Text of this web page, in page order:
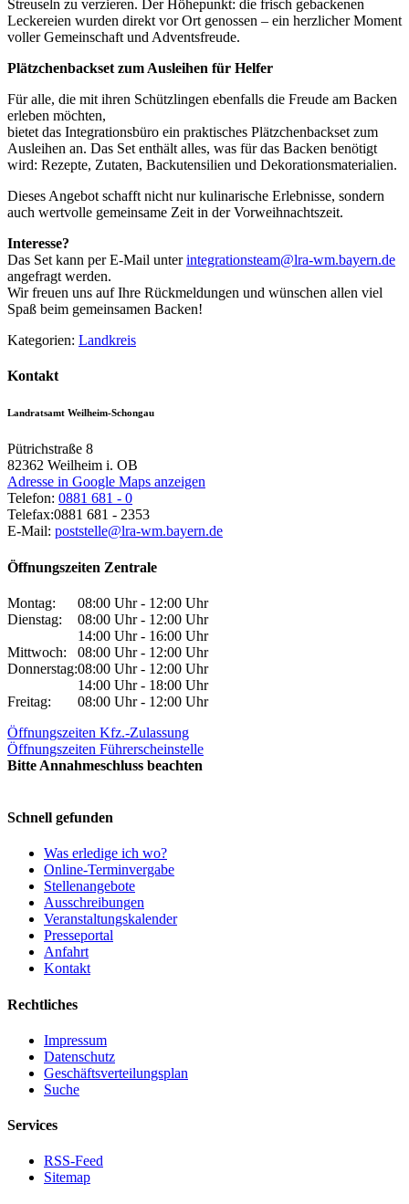
Streuseln zu verzieren. Der Höhepunkt: die frisch gebackenen
Leckereien wurden direkt vor Ort genossen – ein herzlicher Moment
voller Gemeinschaft und Adventsfreude.
Plätzchenbackset zum Ausleihen für Helfer
Für alle, die mit ihren Schützlingen ebenfalls die Freude am Backen
erleben möchten,
bietet das Integrationsbüro ein praktisches Plätzchenbackset zum
Ausleihen an. Das Set enthält alles, was für das Backen benötigt
wird: Rezepte, Zutaten, Backutensilien und Dekorationsmaterialien.
Dieses Angebot schafft nicht nur kulinarische Erlebnisse, sondern
auch wertvolle gemeinsame Zeit in der Vorweihnachtszeit.
Interesse?
Das Set kann per E-Mail unterintegrationsteam@lra-wm.bayern.de
angefragt werden.
Wir freuen uns auf Ihre Rückmeldungen und wünschen allen viel
Spaß beim gemeinsamen Backen!
Kategorien: Landkreis
Kontakt
Landratsamt Weilheim-Schongau
Pütrichstraße 8
82362 Weilheim i. OB
Adresse in Google Maps anzeigen
Telefon: 0881 681 - 0
Telefax:0881 681 - 2353
E-Mail: poststelle@lra-wm.bayern.de
Öffnungszeiten Zentrale
Montag:
08:00 Uhr - 12:00 Uhr
Dienstag:
08:00 Uhr - 12:00 Uhr
14:00 Uhr - 16:00 Uhr
Mittwoch:
08:00 Uhr - 12:00 Uhr
Donnerstag:08:00 Uhr - 12:00 Uhr
14:00 Uhr - 18:00 Uhr
Freitag:
08:00 Uhr - 12:00 Uhr
Öffnungszeiten Kfz.-Zulassung
Öffnungszeiten Führerscheinstelle
Bitte Annahmeschluss beachten
Schnell gefunden
Was erledige ich wo?
Online-Terminvergabe
Stellenangebote
Ausschreibungen
Veranstaltungskalender
Presseportal
Anfahrt
Kontakt
Rechtliches
Impressum
Datenschutz
Geschäftsverteilungsplan
Suche
Services
RSS-Feed
Sitemap